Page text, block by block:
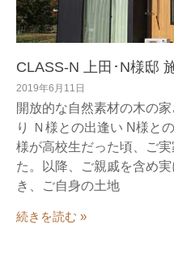
CLASS-N 上田･N様邸
2019年6月11日
開放的な自然素材の木の
り Ｎ様との出逢い N様と
様が高校生だった頃、ご
た。以降、ご親戚を含め
き、ご自身の土地
続きを読む »